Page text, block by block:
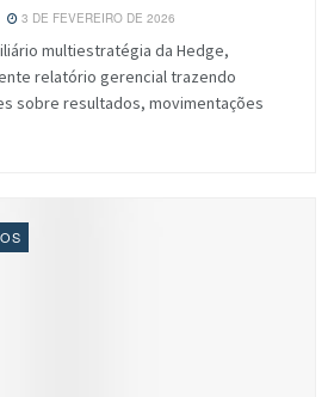
3 DE FEVEREIRO DE 2026
multiestratégia da Hedge,
relatório gerencial trazendo
sobre resultados, movimentações